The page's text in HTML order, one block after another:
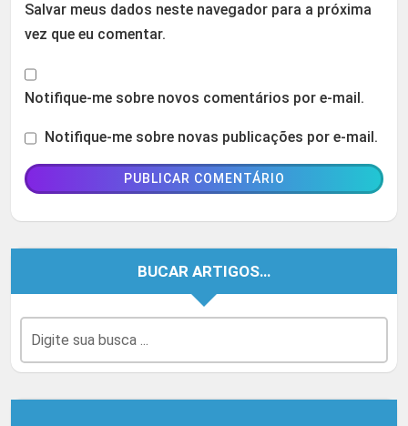
Salvar meus dados neste navegador para a próxima
vez que eu comentar.
Notifique-me sobre novos comentários por e-mail.
Notifique-me sobre novas publicações por e-mail.
BUCAR ARTIGOS…